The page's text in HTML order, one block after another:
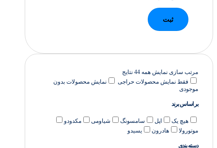
مرتب سازی نمایش همه 44 نتایج
فقط نمایش محصولات حراجی
نمایش محصولات بدون
موجودی
بر اساس برند
هیچ یک اپل سامسونگ شیاومی
مکدودو
موتورولا
هادرون یسیدو
دسته بندی